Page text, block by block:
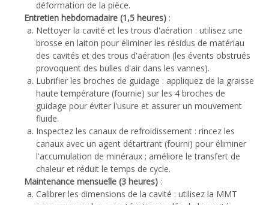
déformation de la pièce.
Entretien hebdomadaire (1,5 heures) :
Nettoyer la cavité et les trous d'aération : utilisez une
brosse en laiton pour éliminer les résidus de matériau
des cavités et des trous d'aération (les évents obstrués
provoquent des bulles d'air dans les vannes).
Lubrifier les broches de guidage : appliquez de la graisse
haute température (fournie) sur les 4 broches de
guidage pour éviter l'usure et assurer un mouvement
fluide.
Inspectez les canaux de refroidissement : rincez les
canaux avec un agent détartrant (fourni) pour éliminer
l'accumulation de minéraux ; améliore le transfert de
chaleur et réduit le temps de cycle.
Maintenance mensuelle (3 heures) :
Calibrer les dimensions de la cavité : utilisez la MMT